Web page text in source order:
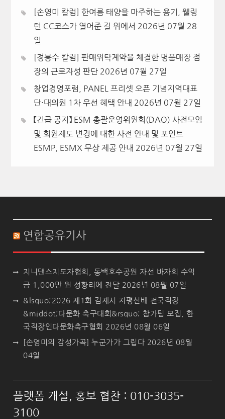
[손영미 칼럼] 한여름 태양을 마주하는 용기, 웰링
턴 CC코스가 열어준 길 위에서 2026년 07월 28
일
[정봉수 칼럼] 판매위탁계약을 체결한 명품매장 점
장의 근로자성 판단 2026년 07월 27일
창업경영포럼, PANEL 프리셋 오픈 기념지역대표
단·대의원 1차 우선 혜택 안내 2026년 07월 27일
【긴급 공지】 ESM 총괄운영위원회(DAO) 사전모임
및 회원제도 변경에 대한 사전 안내 및 포인트
ESMP, ESMX 무상 제공 안내 2026년 07월 27일
연합공유기사
지니댄스지도자협회, 동백호수공원 자선 바자회 수익
금 1,000만 원 성황리에 전달 2026년 08월 07일
&lsquo;2026 제1회 김제시 지평선배 전국직장
&middot;다문화 축구대회&rsquo; 참가팀 모집, 한
국직장인다문화축구협회 2026년 08월 06일
[손영미의 감성가곡] 누군가가 그립다 2026년 08월
04일
플랫폼 개설, 홍보 협찬 : 010-3035-
3100